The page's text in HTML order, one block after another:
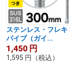
ステンレス・フレキ
パイプ（ガイ...
1,450 円
1,595 円 （税込）